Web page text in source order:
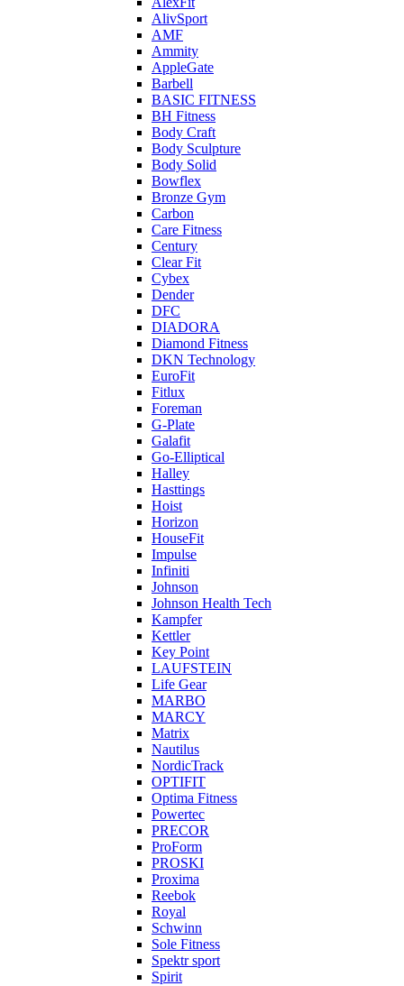
AlivSport
AMF
Ammity
AppleGate
Barbell
BASIC FITNESS
BH Fitness
Body Craft
Body Sculpture
Body Solid
Bowflex
Bronze Gym
Carbon
Care Fitness
Century
Clear Fit
Cybex
Dender
DFC
DIADORA
Diamond Fitness
DKN Technology
EuroFit
Fitlux
Foreman
G-Plate
Galafit
Go-Elliptical
Halley
Hasttings
Hoist
Horizon
HouseFit
Impulse
Infiniti
Johnson
Johnson Health Tech
Kampfer
Kettler
Key Point
LAUFSTEIN
Life Gear
MARBO
MARCY
Matrix
Nautilus
NordicTrack
OPTIFIT
Optima Fitness
Powertec
PRECOR
ProForm
PROSKI
Proxima
Reebok
Royal
Schwinn
Sole Fitness
Spektr sport
Spirit